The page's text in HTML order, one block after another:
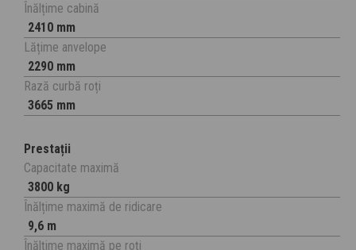
Înălțime cabină
2410 mm
Lățime anvelope
2290 mm
Rază curbă roți
3665 mm
Prestații
Capacitate maximă
3800 kg
Înălțime maximă de ridicare
9,6 m
Înălțime maximă pe roți